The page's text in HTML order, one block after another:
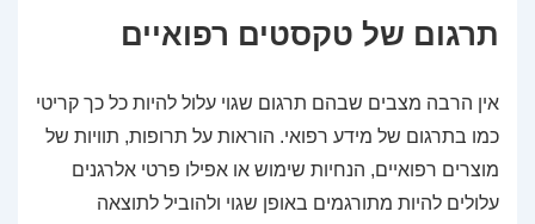
תרגום של טקסטים רפואיים
אין הרבה מצבים שבהם תרגום שגוי עלול להיות כל כך קריטי
כמו בתרגום של מידע רפואי. הוראות על תרופות, תוויות של
מוצרים רפואיים, הנחיות שימוש או אפילו פרטי אלרגנים
עלולים להיות מתורגמים באופן שגוי ולהוביל לתוצאה